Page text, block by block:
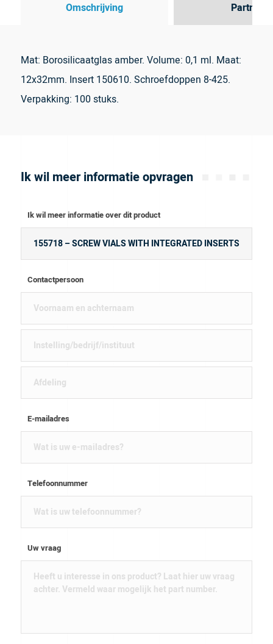
Omschrijving Partner
Mat: Borosilicaatglas amber. Volume: 0,1 ml. Maat:
12x32mm. Insert 150610. Schroefdoppen 8-425.
Verpakking: 100 stuks.
Ik wil meer informatie opvragen
Ik wil meer informatie over dit product
Contactpersoon
E-mailadres
Telefoonnummer
Uw vraag